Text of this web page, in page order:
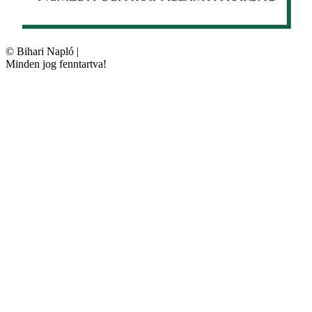
© Bihari Napló |
Minden jog fenntartva!